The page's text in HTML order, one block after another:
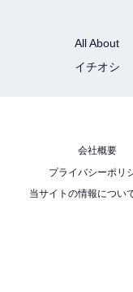
All About
イチオシ
会社概要
プライバシーポリ
当サイトの情報につい